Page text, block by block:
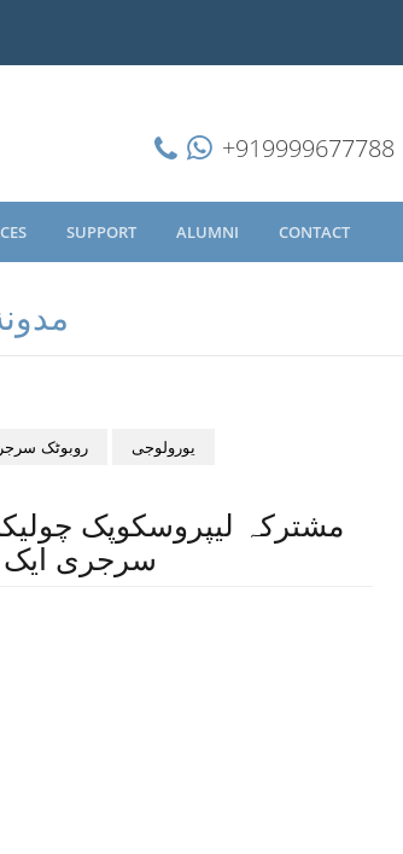
+919999677788
SUPPORT ALUMNI CONTACT
روبوٹک یورولوجی
مشترکہ لیپروسکوپک
سرجری